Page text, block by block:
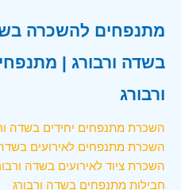
מתנפחים להשכרה
בשדה ורבורג |
ורבורג
השכרת מתנפחים יחידים בשדה
השכרת מתנפחים לאירועים בשדה
השכרת ציוד לאירועים בשדה
חבילות מתנפחים בשדה ורבורג